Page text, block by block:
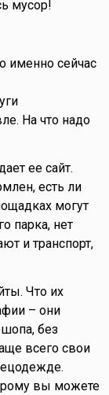
мусор!
именно сейчас
На что надо
ее сайт.
есть ли
могут
парка, нет
и транспорт,
Что их
– они
без
всего свои
вы можете